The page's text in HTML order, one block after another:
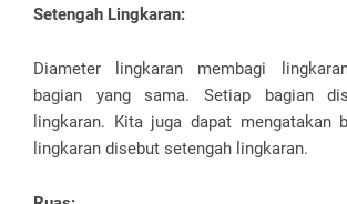
Setengah Lingkaran:
Diameter lingkaran membagi
bagian yang sama. Setiap bagian
lingkaran. Kita juga dapat mengatakan
lingkaran disebut setengah lingkaran.